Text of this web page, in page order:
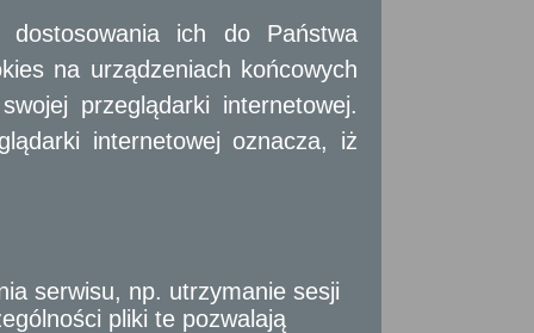
które nie znalazły oferentów
nż 3 lata w określonych wypadkach
wyciągu z księgi ewidencji partii
ich do Państwa
na urządzeniach końcowych
przeglądarki internetowej.
internetowej oznacza, iż
serwisu, np. utrzymanie sesji
pliki te pozwalają